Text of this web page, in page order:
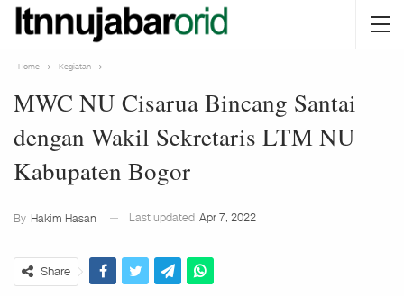
Home Kegiatan
MWC NU Cisarua Bincang Santai
dengan Wakil Sekretaris LTM NU
Kabupaten Bogor
By Hakim Hasan Last updated Apr 7, 2022
Share